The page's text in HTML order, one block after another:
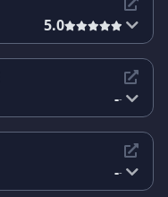
5.0
--
--